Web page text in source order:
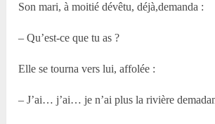
Son mari, à moitié dévêtu, déjà,demanda :
– Qu’est-ce que tu as ?
Elle se tourna vers lui, affolée :
– J’ai… j’ai… je n’ai plus la rivière